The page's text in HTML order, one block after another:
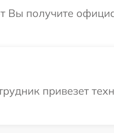
Вы получите
привезет